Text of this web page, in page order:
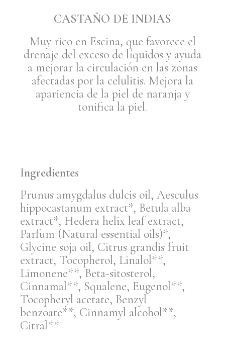
CASTAÑO DE INDIAS
Muy rico en Escina, que favorece el
drenaje del exceso de líquidos y ayuda
a mejorar la circulación en las zonas
afectadas por la celulitis. Mejora la
apariencia de la piel de naranja y
tonifica la piel.
Ingredientes
Prunus amygdalus dulcis oil, Aesculus
hippocastanum extract*, Betula alba
extract*, Hedera helix leaf extract,
Parfum (Natural essential oils)*,
Glycine soja oil, Citrus grandis fruit
extract, Tocopherol, Linalol**,
Limonene**, Beta-sitosterol,
Cinnamal**, Squalene, Eugenol**,
Tocopheryl acetate, Benzyl
benzoate**, Cinnamyl alcohol**,
Citral**